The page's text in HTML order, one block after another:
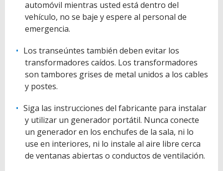
automóvil mientras usted está dentro del
vehículo, no se baje y espere al personal de
emergencia.
Los transeúntes también deben evitar los
transformadores caídos. Los transformadores
son tambores grises de metal unidos a los cables
y postes.
Siga las instrucciones del fabricante para instalar
y utilizar un generador portátil. Nunca conecte
un generador en los enchufes de la sala, ni lo
use en interiores, ni lo instale al aire libre cerca
de ventanas abiertas o conductos de ventilación.